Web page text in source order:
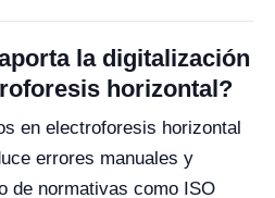
la digitalización
horizontal?
en electroforesis horizontal
errores manuales y
de normativas como ISO